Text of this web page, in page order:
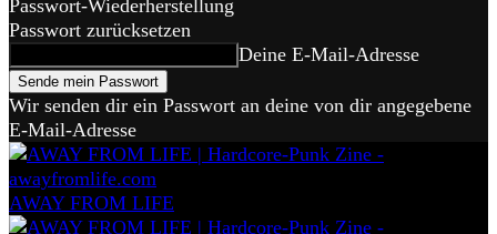
Passwort-Wiederherstellung
Passwort zurücksetzen
Deine E-Mail-Adresse
Wir senden dir ein Passwort an deine von dir angegebene
E-Mail-Adresse
AWAY FROM LIFE